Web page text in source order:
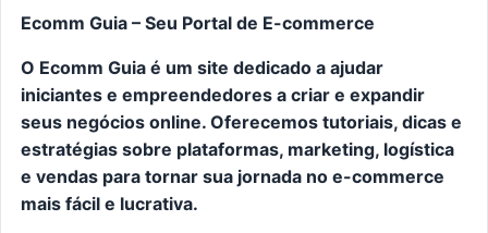
Ecomm Guia – Seu Portal de E-commerce
O Ecomm Guia é um site dedicado a ajudar
iniciantes e empreendedores a criar e expandir
seus negócios online. Oferecemos tutoriais, dicas e
estratégias sobre plataformas, marketing, logística
e vendas para tornar sua jornada no e-commerce
mais fácil e lucrativa.